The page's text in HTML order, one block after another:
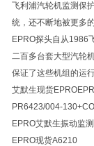
飞利浦汽轮机监测保
统，还不断地被更多
EPRO探头自从1986
二百多台套大型汽轮
保证了这些机组的运
艾默生现货
PR6423/004-
EPRO艾默生振动监
EPRO现货A6210